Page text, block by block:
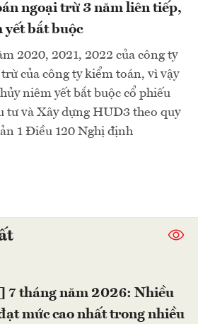
ngoại trừ 3 năm liên tiếp,
bắt buộc
2020, 2021, 2022 của công ty
của công ty kiểm toán, vì vậy
niêm yết bắt buộc cổ phiếu
tư và Xây dựng HUD3 theo quy
1 Điều 120 Nghị định
7 tháng năm 2026: Nhiều
mức cao nhất trong nhiều